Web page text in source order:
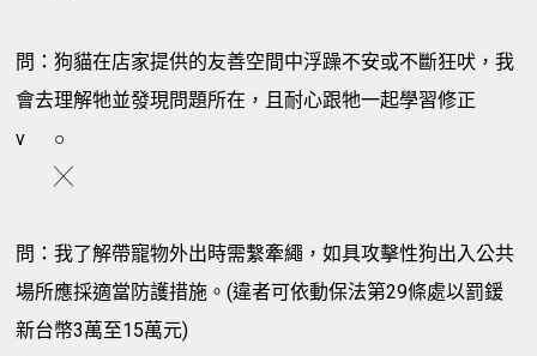
問：狗貓在店家提供的友善空間中浮躁不安或不斷狂吠，我
會去理解牠並發現問題所在，且耐心跟牠一起學習修正
v
○
╳
問：我了解帶寵物外出時需繫牽繩，如具攻擊性狗出入公共
場所應採適當防護措施。(違者可依動保法第29條處以罰鍰
新台幣3萬至15萬元)